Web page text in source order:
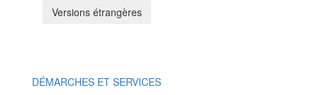
Versions étrangères
DÉMARCHES ET SERVICES